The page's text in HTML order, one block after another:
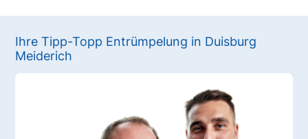
Ihre Tipp-Topp Entrümpelung in Duisburg
Meiderich